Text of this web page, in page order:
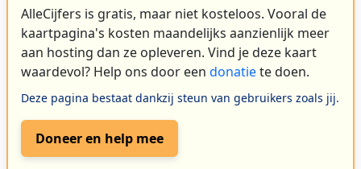
AlleCijfers is gratis, maar niet kosteloos. Vooral de
kaartpagina's kosten maandelijks aanzienlijk meer
aan hosting dan ze opleveren. Vind je deze kaart
waardevol? Help ons door een donatiete doen.
Deze pagina bestaat dankzij steun van gebruikers zoals jij.
Doneer en help mee